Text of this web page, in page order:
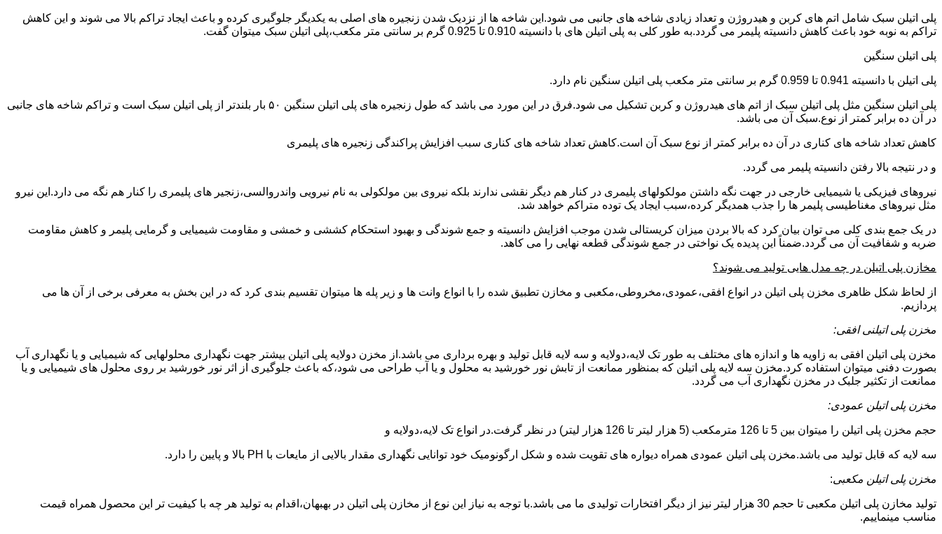
پلی اتیلن سبک شامل اتم های کربن و هیدروژن و تعداد زیادی شاخه های جانبی می شود.این شاخه ها از نزدیک شدن زنجیره های اصلی به یکدیگر جلوگیری کرده و باعث ایجاد تراکم بالا می شوند و این کاهش
تراکم به نوبه خود باعث کاهش دانسیته پلیمر می گردد.به طور کلی به پلی اتیلن های با دانسیته 0.910 تا 0.925 گرم بر سانتی متر مکعب،پلی اتیلن سبک میتوان گفت.
پلی اتیلن سنگین
پلی اتیلن با دانسیته 0.941 تا 0.959 گرم بر سانتی متر مکعب پلی اتیلن سنگین نام دارد.
پلی اتیلن سنگین مثل پلی اتیلن سبک از اتم های هیدروژن و کربن تشکیل می شود.فرق در این مورد می باشد که طول زنجیره های پلی اتیلن سنگین ۵۰ بار بلندتر از پلی اتیلن سبک است و تراکم شاخه های جانبی
در آن ده برابر کمتر از نوع.سبک آن می باشد.
کاهش تعداد شاخه های کناری در آن ده برابر کمتر از نوع سبک آن است.کاهش تعداد شاخه های کناری سبب افزایش پراکندگی زنجیره های پلیمری
و در نتیجه بالا رفتن دانسیته پلیمر می گردد.
نیروهای فیزیکی یا شیمیایی خارجی در جهت نگه داشتن مولکولهای پلیمری در کنار هم دیگر نقشی ندارند بلکه نیروی بین مولکولی به نام نیرویی واندروالسی،زنجیر های پلیمری را کنار هم نگه می دارد.این نیرو
مثل نیروهای مغناطیسی پلیمر ها را جذب همدیگر کرده،سبب ایجاد یک توده متراکم خواهد شد.
در یک جمع بندی کلی می توان بیان کرد که بالا بردن میزان کریستالی شدن موجب افزایش دانسیته و جمع شوندگی و بهبود استحکام کششی و خمشی و مقاومت شیمیایی و گرمایی پلیمر و کاهش مقاومت
ضربه و شفافیت آن می گردد.ضمناً این پدیده یک نواختی در جمع شوندگی قطعه نهایی را می کاهد.
مخازن پلی اتیلن در چه مدل هایی تولید می شوند؟
از لحاظ شکل ظاهری مخزن پلی اتیلن در انواع افقی،عمودی،مخروطی،مکعبی و مخازن تطبیق شده را با انواع وانت ها و زیر پله ها میتوان تقسیم بندی کرد که در این بخش به معرفی برخی از آن ها می
پردازیم.
مخزن پلی اتیلنی افقی:
مخزن پلی اتیلن افقی به زاویه ها و اندازه های مختلف به طور تک لایه،دولایه و سه لایه قابل تولید و بهره برداری می باشد.از مخزن دولایه پلی اتیلن بیشتر جهت نگهداری محلولهایی که شیمیایی و یا نگهداری آب
بصورت دفنی میتوان استفاده کرد.مخزن سه لایه پلی اتیلن که بمنظور ممانعت از تابش نور خورشید به محلول و یا آب طراحی می شود،که باعث جلوگیری از اثر نور خورشید بر روی محلول های شیمیایی و یا
ممانعت از تکثیر جلبک در مخزن نگهداری آب می گردد.
مخزن پلی اتیلن عمودی:
حجم مخزن پلی اتیلن را میتوان بین 5 تا 126 مترمکعب (5 هزار لیتر تا 126 هزار لیتر) در نظر گرفت.در انواع تک لایه،دولایه و
سه لایه که قابل تولید می باشد.مخزن پلی اتیلن عمودی همراه دیواره های تقویت شده و شکل ارگونومیک خود توانایی نگهداری مقدار بالایی از مایعات با PH بالا و پایین را دارد.
مخزن پلی اتیلن مکعبی:
تولید مخازن پلی اتیلن مکعبی تا حجم 30 هزار لیتر نیز از دیگر افتخارات تولیدی ما می باشد.با توجه به نیاز این نوع از مخازن پلی اتیلن در بهبهان،اقدام به تولید هر چه با کیفیت تر این محصول همراه قیمت
مناسب مینماییم.